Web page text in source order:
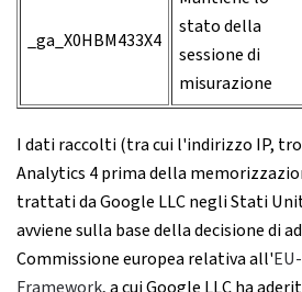
_ga_X0HBM433X4
stato della
sessione di
misurazione
I dati raccolti (tra cui l'indirizzo IP,
Analytics 4 prima della
trattati da Google LLC negli Stati
avviene sulla base della decisione di
Commissione europea relativa all'